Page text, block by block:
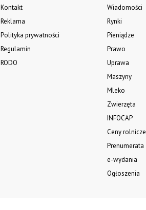
Kontakt
Reklama
Polityka prywatności
Regulamin
RODO
Wiadomości
Rynki
Pieniądze
Prawo
Uprawa
Maszyny
Mleko
Zwierzęta
INFOCAP
Ceny rolnicze
Prenumerata
e-wydania
Ogłoszenia